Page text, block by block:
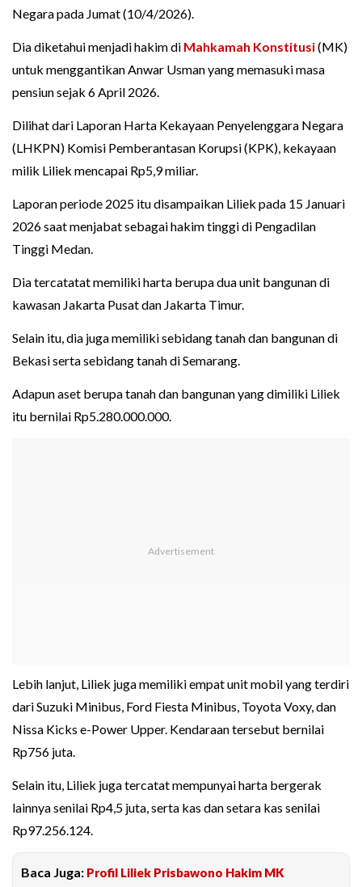
Negara pada Jumat (10/4/2026).
Dia diketahui menjadi hakim di Mahkamah Konstitusi(MK)
untuk menggantikan Anwar Usman yang memasuki masa
pensiun sejak 6 April 2026.
Dilihat dari Laporan Harta Kekayaan Penyelenggara Negara
(LHKPN) Komisi Pemberantasan Korupsi (KPK), kekayaan
milik Liliek mencapai Rp5,9 miliar.
Laporan periode 2025 itu disampaikan Liliek pada 15 Januari
2026 saat menjabat sebagai hakim tinggi di Pengadilan
Tinggi Medan.
Dia tercatatat memiliki harta berupa dua unit bangunan di
kawasan Jakarta Pusat dan Jakarta Timur.
Selain itu, dia juga memiliki sebidang tanah dan bangunan di
Bekasi serta sebidang tanah di Semarang.
Adapun aset berupa tanah dan bangunan yang dimiliki Liliek
itu bernilai Rp5.280.000.000.
Lebih lanjut, Liliek juga memiliki empat unit mobil yang terdiri
dari Suzuki Minibus, Ford Fiesta Minibus, Toyota Voxy, dan
Nissa Kicks e-Power Upper. Kendaraan tersebut bernilai
Rp756 juta.
Selain itu, Liliek juga tercatat mempunyai harta bergerak
lainnya senilai Rp4,5 juta, serta kas dan setara kas senilai
Rp97.256.124.
Baca Juga: Profil Liliek Prisbawono Hakim MK